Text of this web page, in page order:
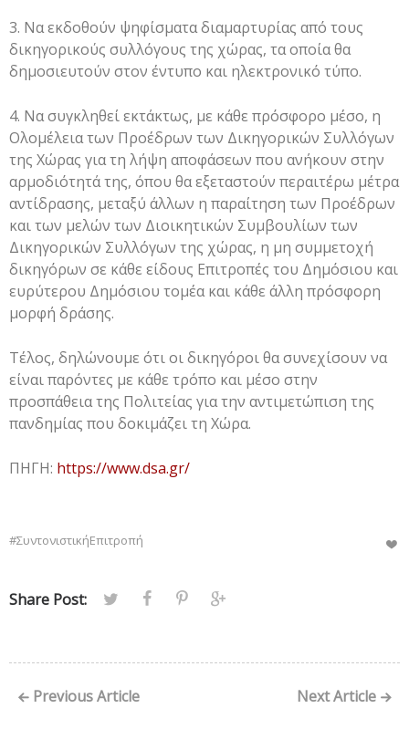
3. Να εκδοθούν ψηφίσματα διαμαρτυρίας από τους
δικηγορικούς συλλόγους της χώρας, τα οποία θα
δημοσιευτούν στον έντυπο και ηλεκτρονικό τύπο.
4. Να συγκληθεί εκτάκτως, με κάθε πρόσφορο μέσο, η
Ολομέλεια των Προέδρων των Δικηγορικών Συλλόγων
της Χώρας για τη λήψη αποφάσεων που ανήκουν στην
αρμοδιότητά της, όπου θα εξεταστούν περαιτέρω μέτρα
αντίδρασης, μεταξύ άλλων η παραίτηση των Προέδρων
και των μελών των Διοικητικών Συμβουλίων των
Δικηγορικών Συλλόγων της χώρας, η μη συμμετοχή
δικηγόρων σε κάθε είδους Επιτροπές του Δημόσιου και
ευρύτερου Δημόσιου τομέα και κάθε άλλη πρόσφορη
μορφή δράσης.
Τέλος, δηλώνουμε ότι οι δικηγόροι θα συνεχίσουν να
είναι παρόντες με κάθε τρόπο και μέσο στην
προσπάθεια της Πολιτείας για την αντιμετώπιση της
πανδημίας που δοκιμάζει τη Χώρα.
ΠΗΓΗ: https://www.dsa.gr/
#ΣυντονιστικήΕπιτροπή
Share Post:
Previous Article Next Article